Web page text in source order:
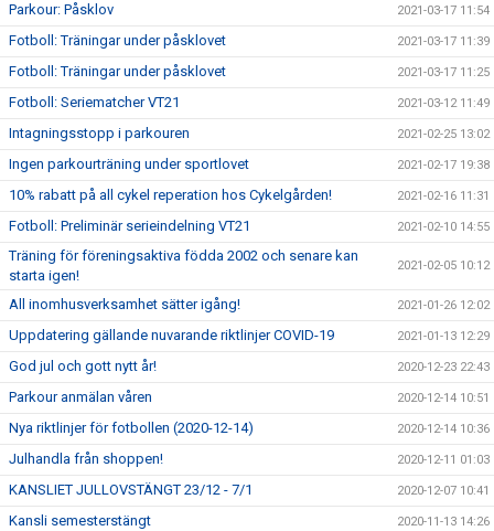
Parkour: Påsklov 2021-03-17 11:54
Fotboll: Träningar under påsklovet 2021-03-17 11:39
Fotboll: Träningar under påsklovet 2021-03-17 11:25
Fotboll: Seriematcher VT21 2021-03-12 11:49
Intagningsstopp i parkouren 2021-02-25 13:02
Ingen parkourträning under sportlovet 2021-02-17 19:38
10% rabatt på all cykel reperation hos Cykelgården! 2021-02-16 11:31
Fotboll: Preliminär serieindelning VT21 2021-02-10 14:55
Träning för föreningsaktiva födda 2002 och senare kan
starta igen!
2021-02-05 10:12
All inomhusverksamhet sätter igång! 2021-01-26 12:02
Uppdatering gällande nuvarande riktlinjer COVID-19 2021-01-13 12:29
God jul och gott nytt år! 2020-12-23 22:43
Parkour anmälan våren 2020-12-14 10:51
Nya riktlinjer för fotbollen (2020-12-14) 2020-12-14 10:36
Julhandla från shoppen! 2020-12-11 01:03
KANSLIET JULLOVSTÄNGT 23/12 - 7/1 2020-12-07 10:41
Kansli semesterstängt 2020-11-13 14:26